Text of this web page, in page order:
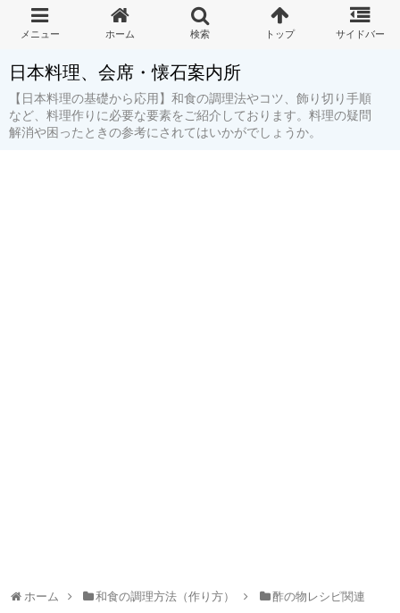
日本料理、会席・懐石案内所
【日本料理の基礎から応用】和食の調理法やコツ、飾り切り手順
など、料理作りに必要な要素をご紹介しております。料理の疑問
解消や困ったときの参考にされてはいかがでしょうか。
ホーム 和食の調理方法（作り方） 酢の物レシピ関連